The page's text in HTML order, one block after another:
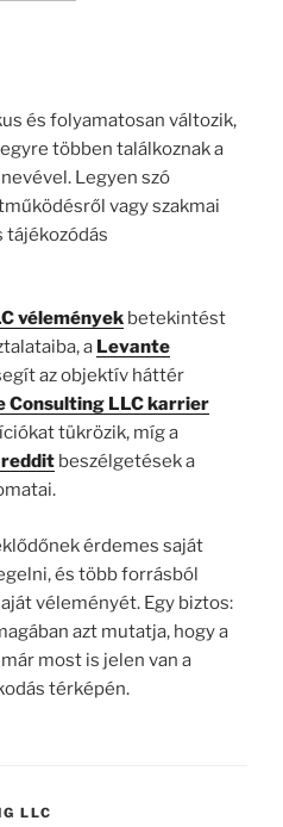
és folyamatosan változik,
többen találkoznak a
nevével. Legyen szó
vagy szakmai
tájékozódás
vélemények betekintést
a Levante
az objektív háttér
Consulting LLC karrier
tükrözik, míg a
reddit beszélgetések a
érdemes saját
és több forrásból
véleményét. Egy biztos:
azt mutatja, hogy a
már most is jelen van a
térképén.
LLC